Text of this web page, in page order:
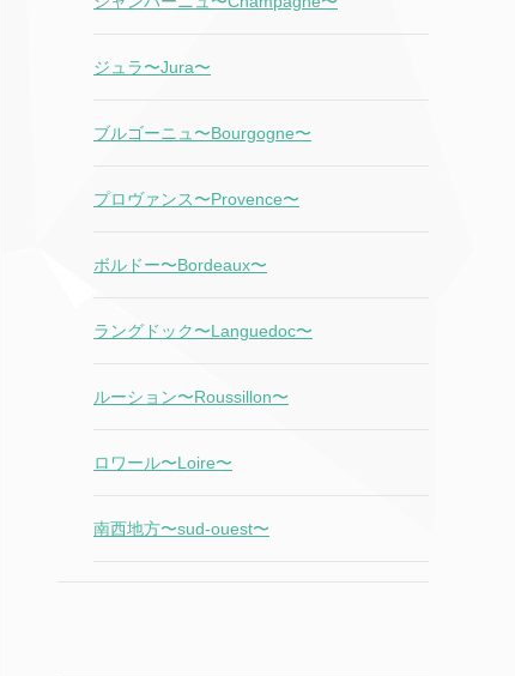
ジュラ〜Jura〜
ブルゴーニュ〜Bourgogne〜
プロヴァンス〜Provence〜
ボルドー〜Bordeaux〜
ラングドック〜Languedoc〜
ルーション〜Roussillon〜
ロワール〜Loire〜
南西地方〜sud-ouest〜